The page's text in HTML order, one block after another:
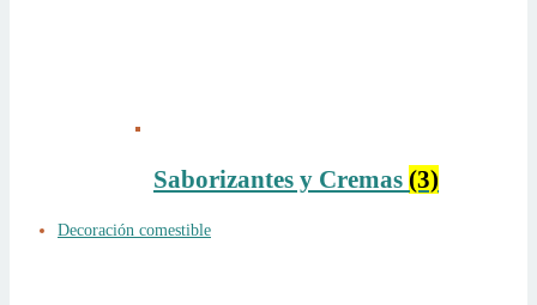
Saborizantes y Cremas (3)
Decoración comestible